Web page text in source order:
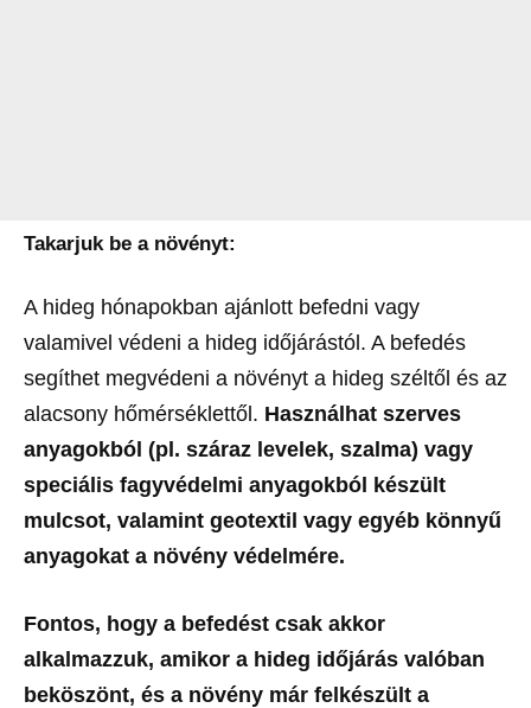
Takarjuk be a növényt:
A hideg hónapokban ajánlott befedni vagy
valamivel védeni a hideg időjárástól. A befedés
segíthet megvédeni a növényt a hideg széltől és az
alacsony hőmérséklettől. Használhat szerves
anyagokból (pl. száraz levelek, szalma) vagy
speciális fagyvédelmi anyagokból készült
mulcsot, valamint geotextil vagy egyéb könnyű
anyagokat a növény védelmére.
Fontos, hogy a befedést csak akkor
alkalmazzuk, amikor a hideg időjárás valóban
beköszönt, és a növény már felkészült a